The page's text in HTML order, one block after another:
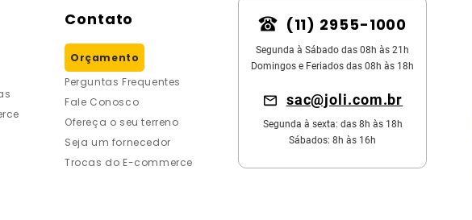
Contato
Orçamento
Perguntas Frequentes
Fale Conosco
Ofereça o seu terreno
Seja um fornecedor
Trocas do E-commerce
(11) 2955-1000
Segunda à Sábado das 08h às 21h
Domingos e Feriados das 08h às 18h
sac@joli.com.br
Segunda à sexta: das 8h às 18h
Sábados: 8h às 16h